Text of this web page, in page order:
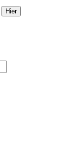
Hier